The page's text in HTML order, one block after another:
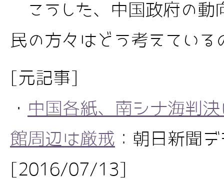
こうした、中国政府の動
民の方々はどう考えてい
[元記事]
・ 中国各紙、南シナ海判
館周辺は厳戒 ：朝日新聞
[2016/07/13]